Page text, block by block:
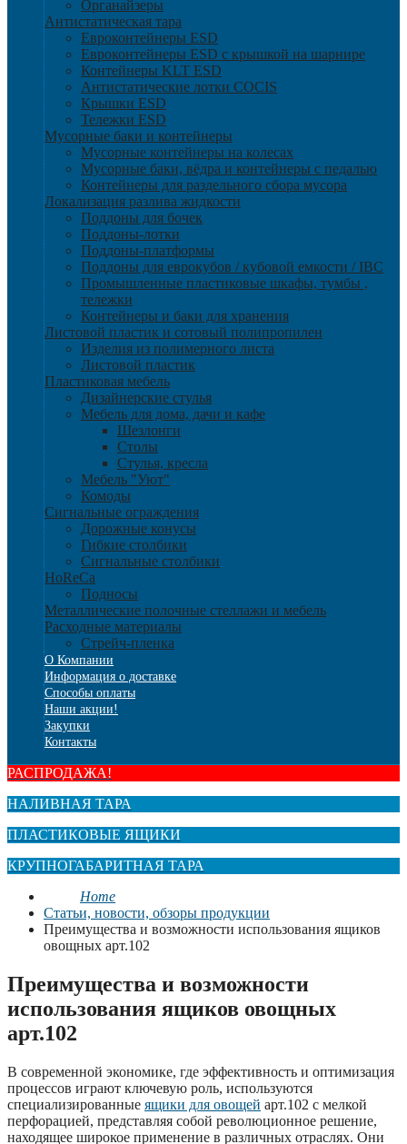
Органайзеры
Антистатическая тара
Eвроконтейнеры ЕSD
Евроконтейнеры ESD с крышкой на шарнире
Контейнеры KLT ESD
Антистатические лотки COCIS
Крышки ESD
Тележки ESD
Мусорные баки и контейнеры
Мусорные контейнеры на колесах
Мусорные баки, вёдра и контейнеры с педалью
Контейнеры для раздельного сбора мусора
Локализация разлива жидкости
Поддоны для бочек
Поддоны-лотки
Поддоны-платформы
Поддоны для еврокубов / кубовой емкости / IBC
Промышленные пластиковые шкафы, тумбы ,
тележки
Контейнеры и баки для хранения
Листовой пластик и сотовый полипропилен
Изделия из полимерного листа
Листовой пластик
Пластиковая мебель
Дизайнерские стулья
Мебель для дома, дачи и кафе
Шезлонги
Столы
Стулья, кресла
Мебель "Уют"
Комоды
Сигнальные ограждения
Дорожные конусы
Гибкие столбики
Сигнальные столбики
HoReCa
Подносы
Металлические полочные стеллажи и мебель
Расходные материалы
Стрейч-пленка
О Компании
Информация о доставке
Способы оплаты
Наши акции!
Закупки
Контакты
РАСПРОДАЖА!
НАЛИВНАЯ ТАРА
ПЛАСТИКОВЫЕ ЯЩИКИ
КРУПНОГАБАРИТНАЯ ТАРА
Home
Статьи, новости, обзоры продукции
Преимущества и возможности использования ящиков
овощных арт.102
Преимущества и возможности
использования ящиков овощных
арт.102
В современной экономике, где эффективность и оптимизация
процессов играют ключевую роль, используются
специализированные ящики для овощей арт.102 с мелкой
перфорацией, представляя собой революционное решение,
находящее широкое применение в различных отраслях. Они